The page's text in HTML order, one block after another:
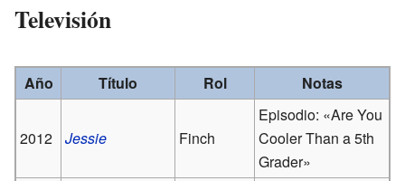
Televisión
Año Título Rol Notas
2012 Jessie Finch
Episodio: «Are You
Cooler Than a 5th
Grader»